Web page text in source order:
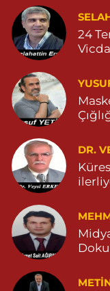
Demhat
POYRAZ MAHALLE
04825112785
0 (482) 511 27 85
Ömerli Eczanesi
YENİ MAHALLE
04825413333
0 (482) 541 33 33
Büşra Eczanesi
SAĞLIK OCAĞI YANI
0 (482) 381 23 79
Yavuz Eczanesi
MARDİN CADDE
24
DR.